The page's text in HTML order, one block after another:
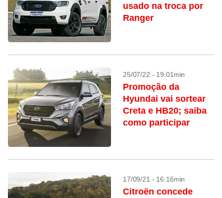
usado na troca por
Ranger
25/07/22 - 19:01min
Promoção da
Hyundai vai sortear
Creta e HB20; saiba
como participar
17/09/21 - 16:16min
Citroën concede